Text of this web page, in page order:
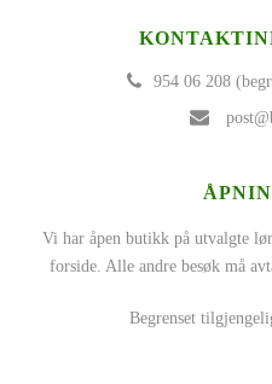
954 06 208
Vi har åpen butikk på utvalgte
forside. Alle andre besøk må
Begrenset